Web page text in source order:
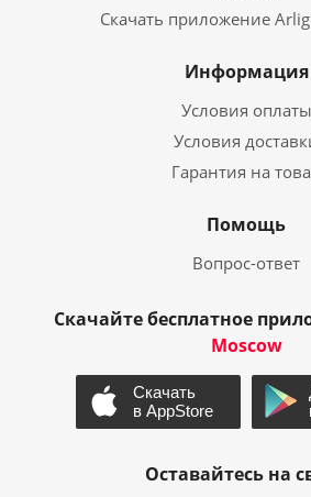
Скачать приложение
Информация
Условия оплаты
Условия
Гарантия на
Помощь
Вопрос-ответ
Скачайте бесплатное
Moscow
Оставайтесь на